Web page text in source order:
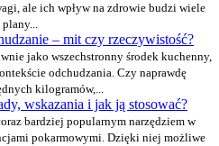
ale ich wpływ na zdrowie budzi wiele
– mit czy rzeczywistość?
jako wszechstronny środek kuchenny,
odchudzania. Czy naprawdę
kilogramów,...
wskazania i jak ją stosować?
bardziej popularnym narzędziem w
pokarmowymi. Dzięki niej możliwe